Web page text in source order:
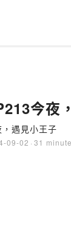
今夜
，遇見小王子
09-02 · 31